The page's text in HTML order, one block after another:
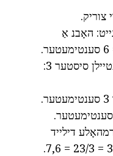
האָבנ אַ
צו רעכענען די הייך פון די גערמע צעטיילן סיסטער 3:
דילייד